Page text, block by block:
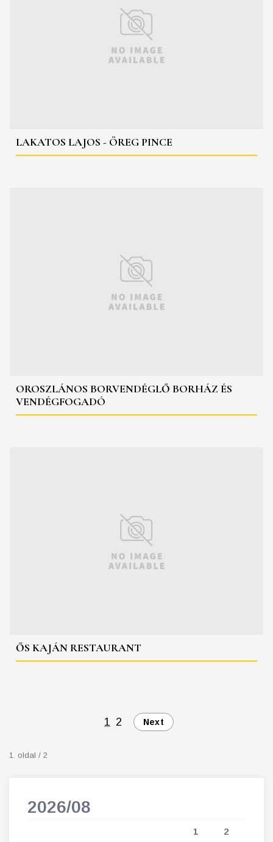
LAKATOS LAJOS - ÖREG PINCE
OROSZLÁNOS BORVENDÉGLŐ BORHÁZ ÉS
VENDÉGFOGADÓ
ŐS KAJÁN RESTAURANT
1 2 Next
1. oldal / 2
2026/08
1 2